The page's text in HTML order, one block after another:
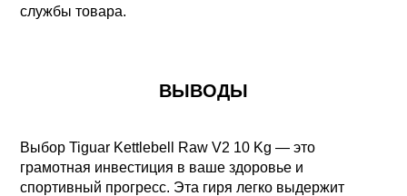
службы товара.
ВЫВОДЫ
Выбор Tiguar Kettlebell Raw V2 10 Kg — это
грамотная инвестиция в ваше здоровье и
спортивный прогресс. Эта гиря легко выдержит